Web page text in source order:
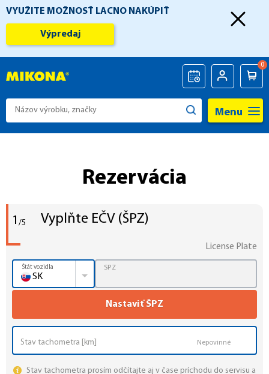
VYUŽITE MOŽNOSŤ LACNO NAKÚPIŤ
Výpredaj
0
Menu
Rezervácia
1 /5 Vyplňte EČV (ŠPZ)
License Plate
Štát vozidla
SK
Nastaviť ŠPZ
Nepovinné
Stav tachometra prosím odčítajte aj v čase príchodu do servisu a